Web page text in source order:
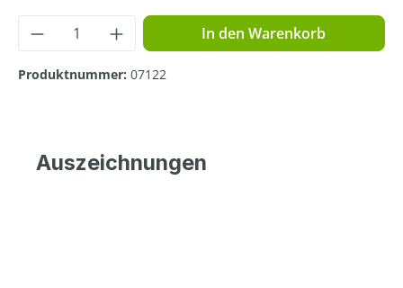
Produkt Anzahl: Gib den gewünschten
In den Warenkorb
Produktnummer: 07122
Auszeichnungen